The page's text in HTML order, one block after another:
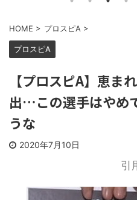
HOME > プロスピA >
プロスピA
【プロスピA】恵ま
出…この選手はやめ
うな
2020年7月10日
引